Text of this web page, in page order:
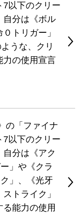
7以下のクリー
自分は《ボル
トリガー」
うな、クリ
力の使用宣言
の「ファイナ
7以下のクリー
分は《アク
」や《クラ
」、《光牙
トライク」
能力の使用